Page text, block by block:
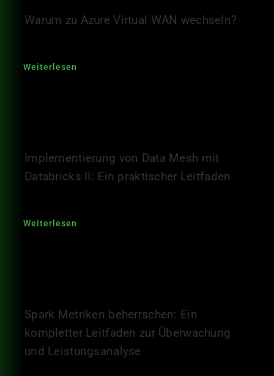
Warum zu Azure Virtual WAN wechseln?
Weiterlesen
Implementierung von Data Mesh mit
Databricks II: Ein praktischer Leitfaden
Weiterlesen
Spark Metriken beherrschen: Ein
kompletter Leitfaden zur Überwachung
und Leistungsanalyse